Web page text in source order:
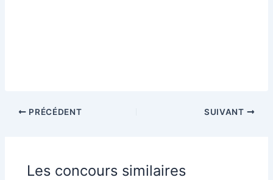
PRÉCÉDENT SUIVANT
Les concours similaires